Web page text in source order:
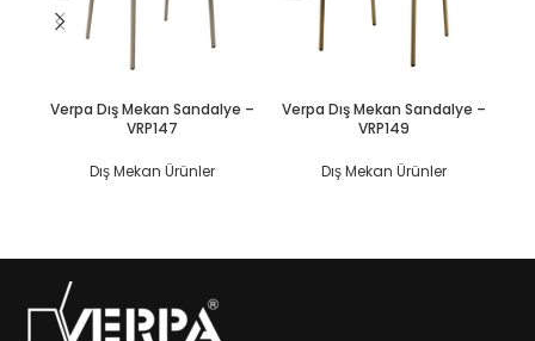
Verpa Dış Mekan Sandalye –
VRP147
Dış Mekan Ürünler
Verpa Dış Mekan Sandalye –
VRP149
Dış Mekan Ürünler